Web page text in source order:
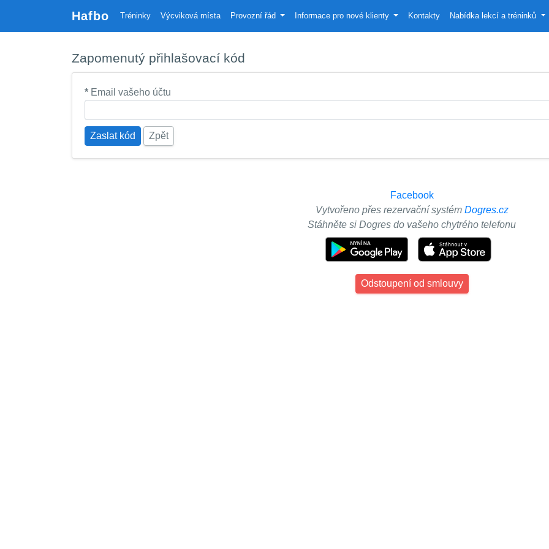
Hafbo Tréninky Výcviková místa Provozní řád Informace pro nové klienty Kontakty Nabídka lekcí a tréninků
Zapomenutý přihlašovací kód
* Email vašeho účtu
Zaslat kód Zpět
Facebook
Vytvořeno přes rezervační systém Dogres.cz
Stáhněte si Dogres do vašeho chytrého telefonu
Odstoupení od smlouvy